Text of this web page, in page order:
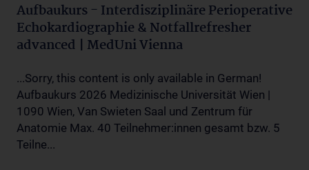
Aufbaukurs - Interdisziplinäre Perioperative
Echokardiographie & Notfallrefresher
advanced | MedUni Vienna
...Sorry, this content is only available in German!
Aufbaukurs 2026 Medizinische Universität Wien |
1090 Wien, Van Swieten Saal und Zentrum für
Anatomie Max. 40 Teilnehmer:innen gesamt bzw. 5
Teilne...